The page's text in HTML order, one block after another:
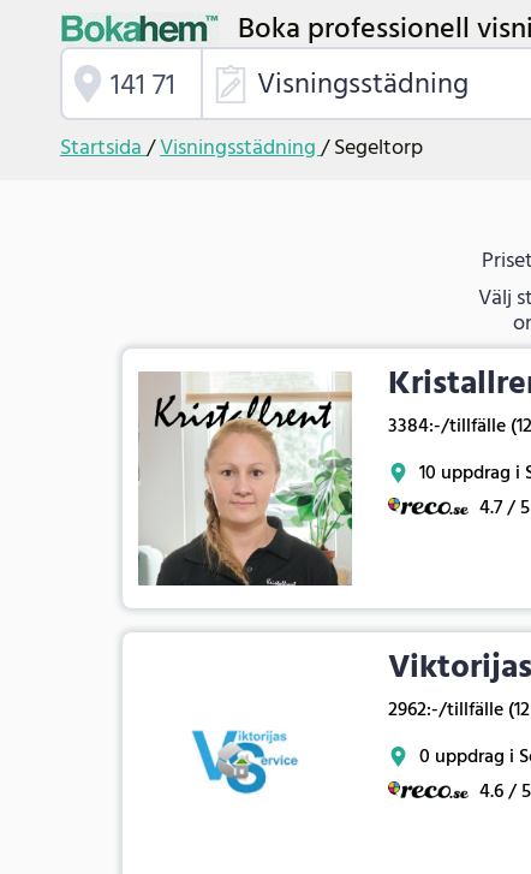
Boka professionell
Visningsstädning
Startsida/Visningsstädning/Segeltorp
Välj
3384:-/tillfälle
10 uppdrag i
4.7 / 5
2962:-/tillfälle
0 uppdrag i
4.6 / 5